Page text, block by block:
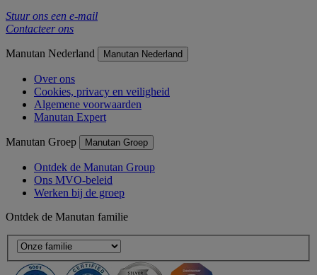
Stuur ons een e-mail
Contacteer ons
Manutan Nederland Manutan Nederland
Over ons
Cookies, privacy en veiligheid
Algemene voorwaarden
Manutan Expert
Manutan Groep Manutan Groep
Ontdek de Manutan Group
Ons MVO-beleid
Werken bij de groep
Ontdek de Manutan familie